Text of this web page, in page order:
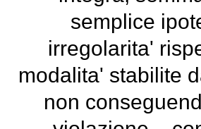
semplice
irregolarita'
modalita' stabilite
non